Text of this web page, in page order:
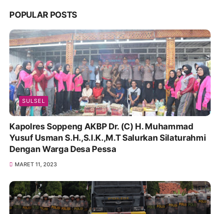
POPULAR POSTS
SULSEL
Kapolres Soppeng AKBP Dr. (C) H. Muhammad
Yusuf Usman S.H.,S.I.K.,M.T Salurkan Silaturahmi
Dengan Warga Desa Pessa
MARET 11, 2023